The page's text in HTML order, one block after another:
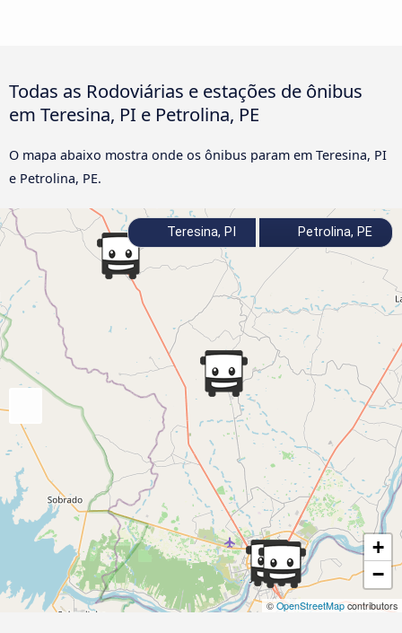
Todas as Rodoviárias e estações de ônibus
em Teresina, PI e Petrolina, PE
O mapa abaixo mostra onde os ônibus param em Teresina, PI
e Petrolina, PE.
+
−
©OpenStreetMap contributors
Teresina, PI Petrolina, PE